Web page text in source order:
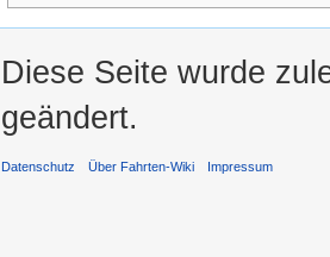
Diese Seite wurde
geändert.
Datenschutz Über Fahrten-Wiki Impressum